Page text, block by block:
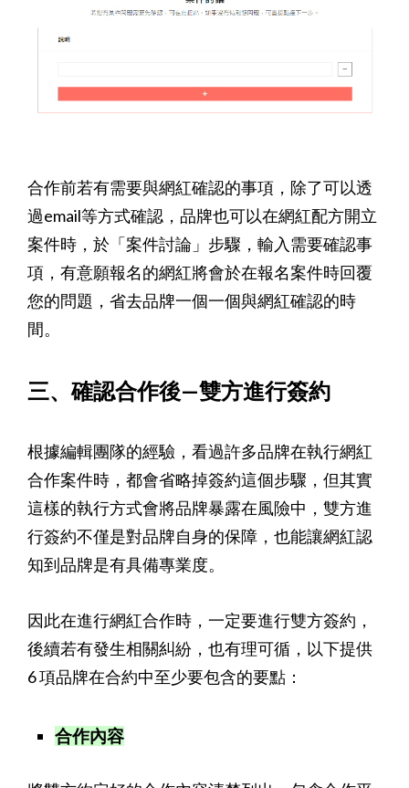
合作前若有需要與網紅確認的事項，除了可以透
過email等方式確認，品牌也可以在網紅配方開立
案件時，於「案件討論」步驟，輸入需要確認事
項，有意願報名的網紅將會於在報名案件時回覆
您的問題，省去品牌一個一個與網紅確認的時
間。
三、確認合作後—雙方進行簽約
根據編輯團隊的經驗，看過許多品牌在執行網紅
合作案件時，都會省略掉簽約這個步驟，但其實
這樣的執行方式會將品牌暴露在風險中，雙方進
行簽約不僅是對品牌自身的保障，也能讓網紅認
知到品牌是有具備專業度。
因此在進行網紅合作時，一定要進行雙方簽約，
後續若有發生相關糾紛，也有理可循，以下提供
6 項品牌在合約中至少要包含的要點：
合作內容